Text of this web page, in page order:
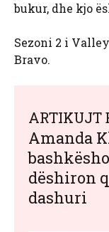
bukur, dhe kjo
Sezoni 2 i
Bravo.
ARTIKUJT
Amanda
dëshiron
dashuri